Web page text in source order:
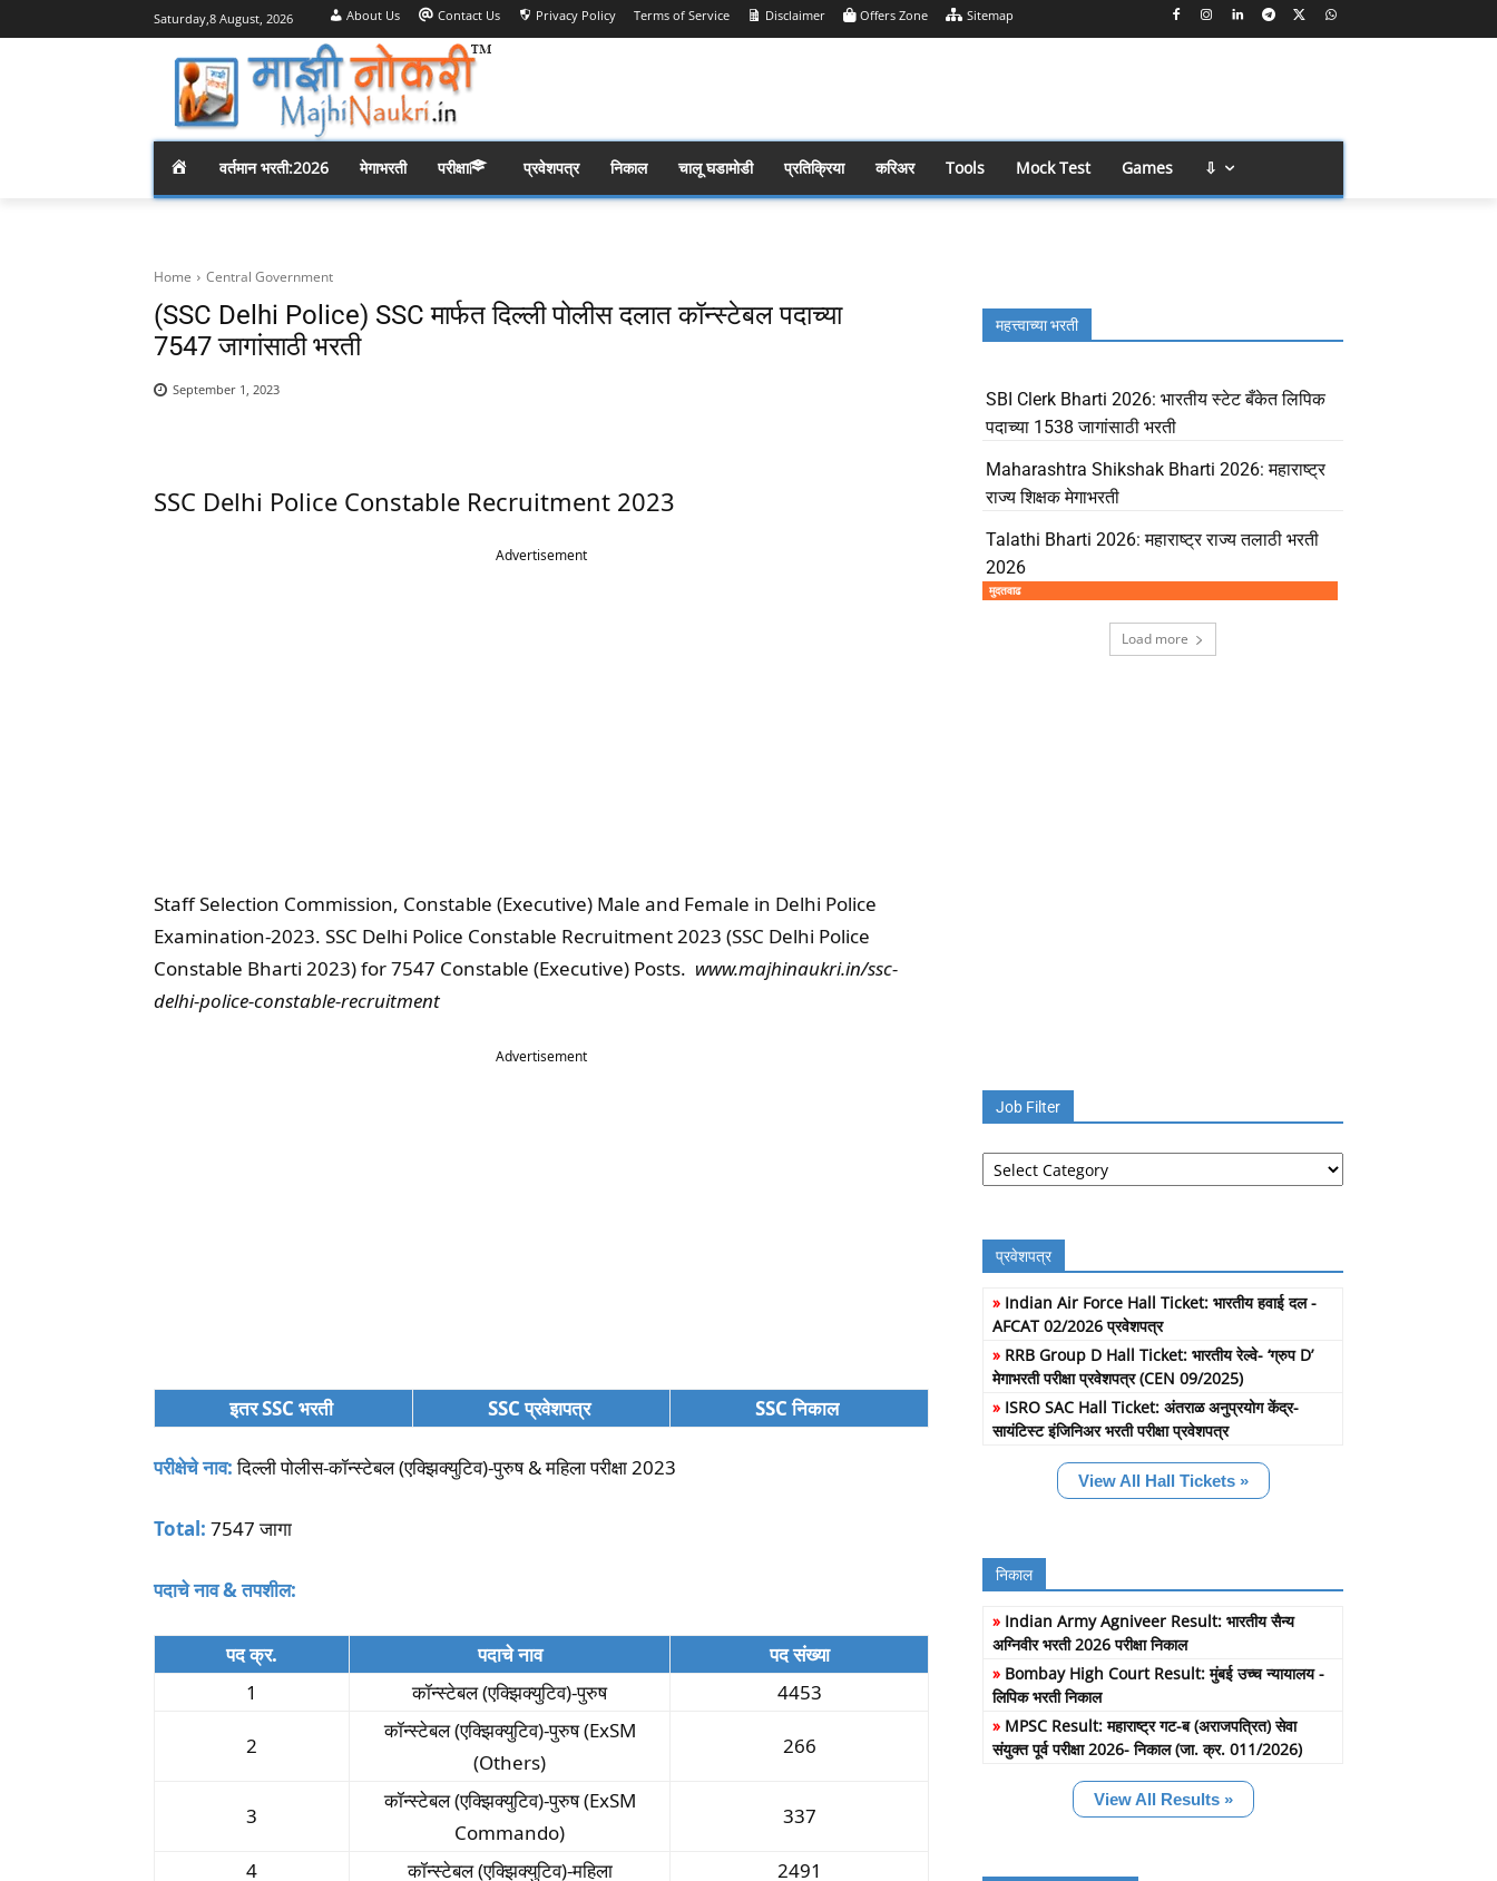
Saturday,8 August, 2026 About Us Contact Us Privacy Policy Terms of Service Disclaimer Offers Zone Sitemap
M
E
वर्तमान भरती:2026 मेगाभरती परीक्षा प्रवेशपत्र निकाल चालू घडामोडी प्रतिक्रिया करिअर Tools Mock Test Games ⇩
Home Central Government
(SSC Delhi Police) SSC मार्फत दिल्ली पोलीस दलात कॉन्स्टेबल पदाच्या
7547 जागांसाठी भरती
September 1, 2023
SSC Delhi Police Constable Recruitment 2023
Advertisement
Staff Selection Commission, Constable (Executive) Male and Female in Delhi Police
Examination-2023. SSC Delhi Police Constable Recruitment 2023 (SSC Delhi Police
Constable Bharti 2023) for 7547 Constable (Executive) Posts. www.majhinaukri.in/ssc-
delhi-police-constable-recruitment
Advertisement
इतर SSC भरती SSC प्रवेशपत्र SSC निकाल
परीक्षेचे नाव: दिल्ली पोलीस-कॉन्स्टेबल (एक्झिक्युटिव)-पुरुष & महिला परीक्षा 2023
Total: 7547 जागा
पदाचे नाव & तपशील:
पद क्र. पदाचे नाव
पद संख्या
1
कॉन्स्टेबल (एक्झिक्युटिव)-पुरुष 4453
2
कॉन्स्टेबल (एक्झिक्युटिव)-पुरुष (ExSM
(Others)
266
3
कॉन्स्टेबल (एक्झिक्युटिव)-पुरुष (ExSM
Commando)
337
4 कॉन्स्टेबल (एक्झिक्युटिव)-महिला
2491
महत्त्वाच्या भरती
SBI Clerk Bharti 2026: भारतीय स्टेट बँकेत लिपिक
पदाच्या 1538 जागांसाठी भरती
Maharashtra Shikshak Bharti 2026: महाराष्ट्र
राज्य शिक्षक मेगाभरती
Talathi Bharti 2026: महाराष्ट्र राज्य तलाठी भरती
2026
मुदतवाढ
Load more
Job Filter
Job
Filter
प्रवेशपत्र
» Indian Air Force Hall Ticket: भारतीय हवाई दल -
AFCAT 02/2026 प्रवेशपत्र
» RRB Group D Hall Ticket: भारतीय रेल्वे- ‘ग्रुप D’
मेगाभरती परीक्षा प्रवेशपत्र (CEN 09/2025)
» ISRO SAC Hall Ticket: अंतराळ अनुप्रयोग केंद्र-
सायंटिस्ट इंजिनिअर भरती परीक्षा प्रवेशपत्र
View All Hall Tickets »
निकाल
» Indian Army Agniveer Result: भारतीय सैन्य
अग्निवीर भरती 2026 परीक्षा निकाल
» Bombay High Court Result: मुंबई उच्च न्यायालय -
लिपिक भरती निकाल
» MPSC Result: महाराष्ट्र गट-ब (अराजपत्रित) सेवा
संयुक्त पूर्व परीक्षा 2026- निकाल (जा. क्र. 011/2026)
View All Results »